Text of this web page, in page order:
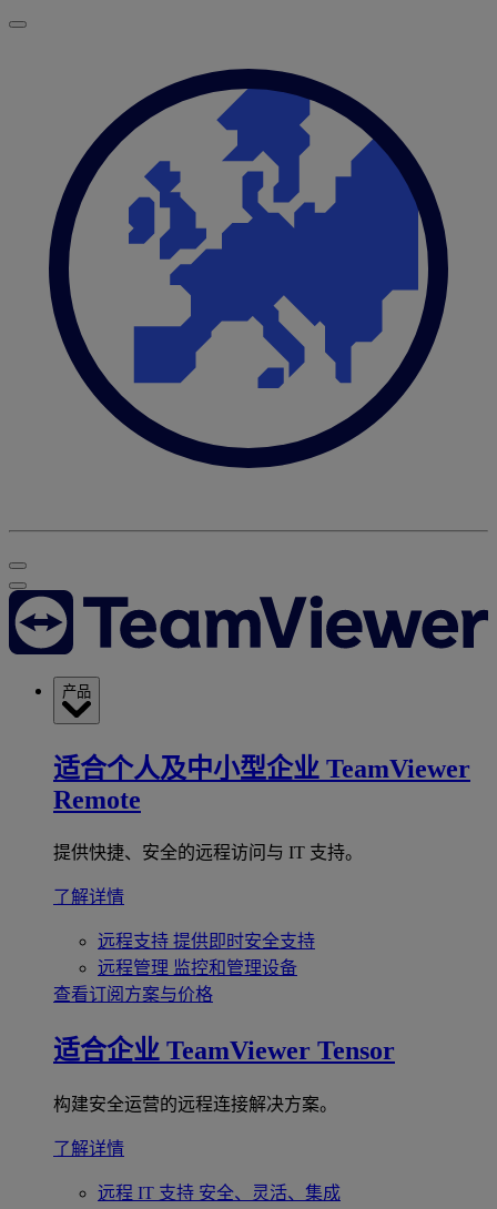
产品
适合个人及中小型企业 TeamViewer
Remote
提供快捷、安全的远程访问与 IT 支持。
了解详情
远程支持 提供即时安全支持
远程管理 监控和管理设备
查看订阅方案与价格
适合企业 TeamViewer Tensor
构建安全运营的远程连接解决方案。
了解详情
远程 IT 支持 安全、灵活、集成